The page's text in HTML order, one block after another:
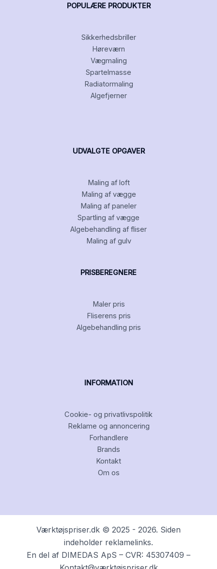
POPULÆRE PRODUKTER
Sikkerhedsbriller
Høreværn
Vægmaling
Spartelmasse
Radiatormaling
Algefjerner
UDVALGTE OPGAVER
Maling af loft
Maling af vægge
Maling af paneler
Spartling af vægge
Algebehandling af fliser
Maling af gulv
PRISBEREGNERE
Maler pris
Fliserens pris
Algebehandling pris
INFORMATION
Cookie- og privatlivspolitik
Reklame og annoncering
Forhandlere
Brands
Kontakt
Om os
Værktøjspriser.dk © 2025 - 2026. Siden
indeholder reklamelinks.
En del af DIMEDAS ApS – CVR: 45307409 –